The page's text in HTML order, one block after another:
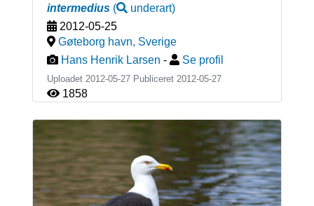
intermedius( underart)
2012-05-25
Gøteborg havn, Sverige
Hans Henrik Larsen - Se profil
Uploadet 2012-05-27 Publiceret 2012-05-27
1858